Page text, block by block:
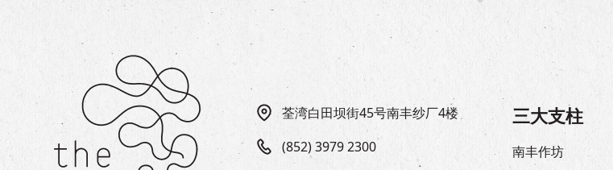
荃湾白田坝街45号南丰纱厂4楼
(852) 3979 2300
三大支柱
南丰作坊